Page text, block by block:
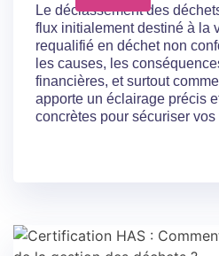
Le déclassement des
flux initialement destiné à la
requalifié en déchet non
les causes, les
financières, et surtout
apporte un éclairage précis
concrètes pour sécuriser vos